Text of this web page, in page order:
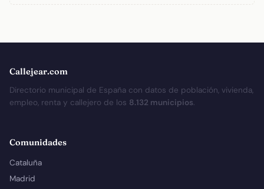
Callejear.com
Directorio municipal de España con datos de población, vivienda,
empleo, renta y callejero de los 8.132 municipios.
Comunidades
Cataluña
Madrid